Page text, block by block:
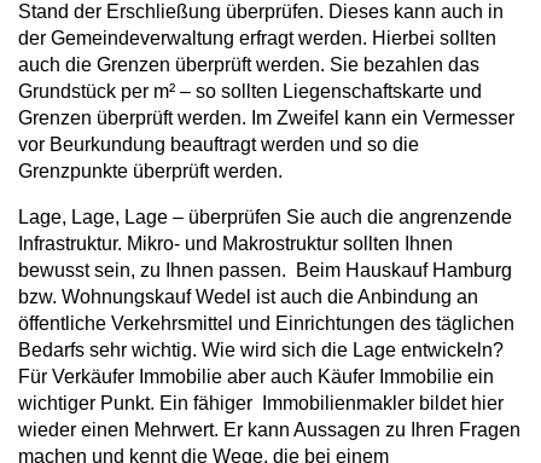
Stand der Erschließung überprüfen. Dieses kann auch in
der Gemeindeverwaltung erfragt werden. Hierbei sollten
auch die Grenzen überprüft werden. Sie bezahlen das
Grundstück per m² – so sollten Liegenschaftskarte und
Grenzen überprüft werden. Im Zweifel kann ein Vermesser
vor Beurkundung beauftragt werden und so die
Grenzpunkte überprüft werden.
Lage, Lage, Lage – überprüfen Sie auch die angrenzende
Infrastruktur. Mikro- und Makrostruktur sollten Ihnen
bewusst sein, zu Ihnen passen. Beim Hauskauf Hamburg
bzw. Wohnungskauf Wedel ist auch die Anbindung an
öffentliche Verkehrsmittel und Einrichtungen des täglichen
Bedarfs sehr wichtig. Wie wird sich die Lage entwickeln?
Für Verkäufer Immobilie aber auch Käufer Immobilie ein
wichtiger Punkt. Ein fähiger Immobilienmakler bildet hier
wieder einen Mehrwert. Er kann Aussagen zu Ihren Fragen
machen und kennt die Wege, die bei einem